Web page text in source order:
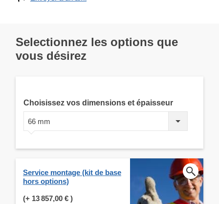
Selectionnez les options que
vous désirez
Choisissez vos dimensions et épaisseur
66 mm
Service montage (kit de base
hors options)
(+ 13 857,00 € )